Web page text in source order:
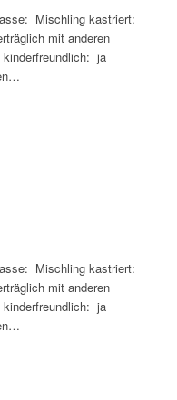
Mischling kastriert:
mit anderen
ja
Mischling kastriert:
mit anderen
ja